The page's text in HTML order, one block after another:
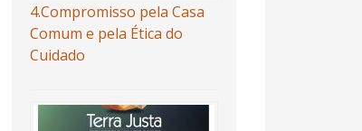
4.Compromisso pela Casa
Comum e pela Ética do
Cuidado